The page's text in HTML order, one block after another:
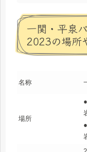
一関・平泉
2023の場所
名称
場所